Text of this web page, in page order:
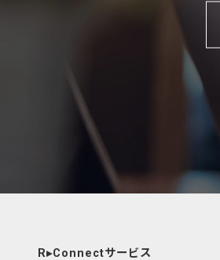
R▸Connectサービス